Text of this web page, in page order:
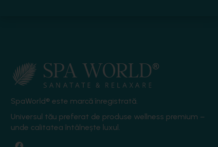
SpaWorld® este marcă înregistrată.
Universul tău preferat de produse wellness premium –
unde calitatea întâlnește luxul.